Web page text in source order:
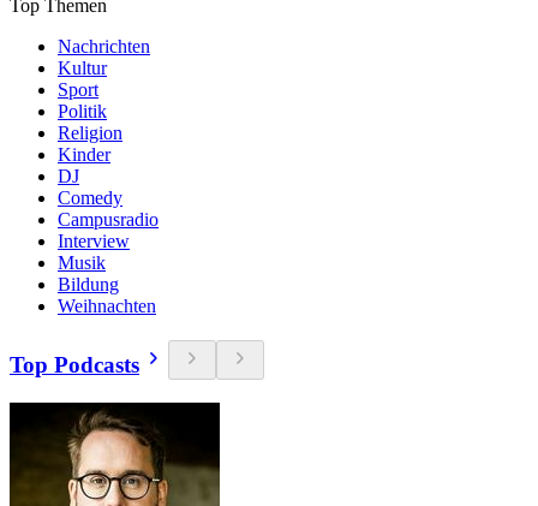
Top Themen
Nachrichten
Kultur
Sport
Politik
Religion
Kinder
DJ
Comedy
Campusradio
Interview
Musik
Bildung
Weihnachten
Top Podcasts